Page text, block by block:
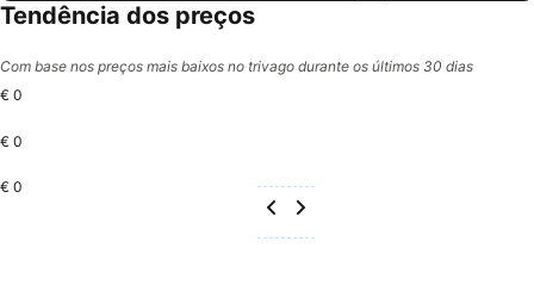
Tendência dos preços
Com base nos preços mais baixos no trivago durante os últimos 30 dias
€ 0
€ 0
€ 0